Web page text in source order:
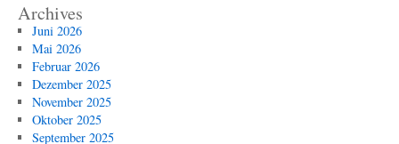
Archives
Juni 2026
Mai 2026
Februar 2026
Dezember 2025
November 2025
Oktober 2025
September 2025